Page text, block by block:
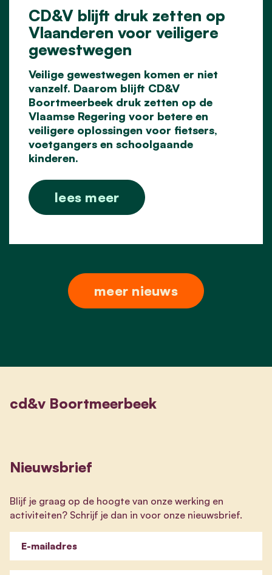
CD&V blijft druk zetten op
Vlaanderen voor veiligere
gewestwegen
Veilige gewestwegen komen er niet
vanzelf. Daarom blijft CD&V
Boortmeerbeek druk zetten op de
Vlaamse Regering voor betere en
veiligere oplossingen voor fietsers,
voetgangers en schoolgaande
kinderen.
lees meer
meer nieuws
cd&v Boortmeerbeek
Nieuwsbrief
Blijf je graag op de hoogte van onze werking en
activiteiten? Schrijf je dan in voor onze nieuwsbrief.
E-mailadres